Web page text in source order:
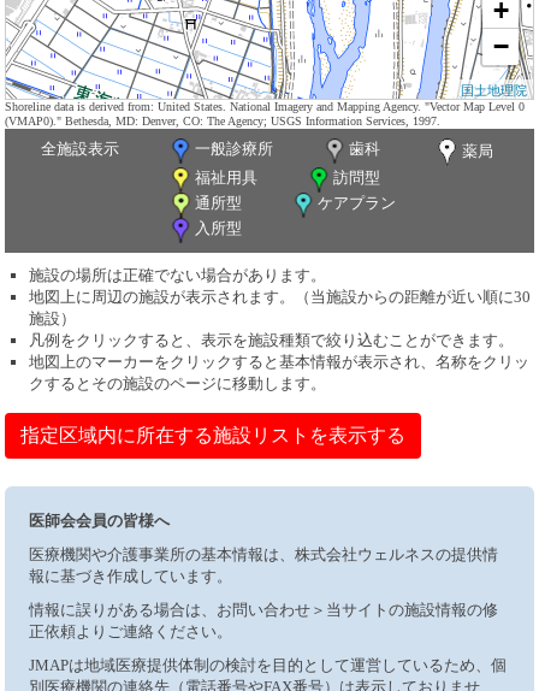
+
−
国土地理院
Shoreline data is derived from: United States. National Imagery and Mapping Agency. "Vector Map Level 0
(VMAP0)." Bethesda, MD: Denver, CO: The Agency; USGS Information Services, 1997.
全施設表示 一般診療所 歯科
薬局
福祉用具
訪問型
通所型
ケアプラン
入所型
施設の場所は正確でない場合があります。
地図上に周辺の施設が表示されます。（当施設からの距離が近い順に30
施設）
凡例をクリックすると、表示を施設種類で絞り込むことができます。
地図上のマーカーをクリックすると基本情報が表示され、名称をクリッ
クするとその施設のページに移動します。
指定区域内に所在する施設リストを表示する
医師会会員の皆様へ
医療機関や介護事業所の基本情報は、株式会社ウェルネスの提供情
報に基づき作成しています。
情報に誤りがある場合は、お問い合わせ＞当サイトの施設情報の修
正依頼よりご連絡ください。
JMAPは地域医療提供体制の検討を目的として運営しているため、個
別医療機関の連絡先（電話番号やFAX番号）は表示しておりませ